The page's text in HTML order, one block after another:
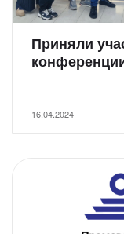
Приняли
16.04.2024